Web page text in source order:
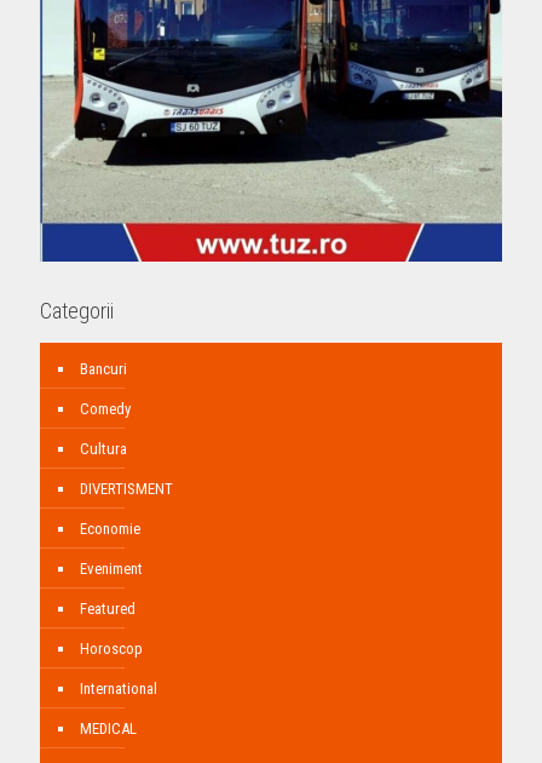
Categorii
Bancuri
Comedy
Cultura
DIVERTISMENT
Economie
Eveniment
Featured
Horoscop
International
MEDICAL